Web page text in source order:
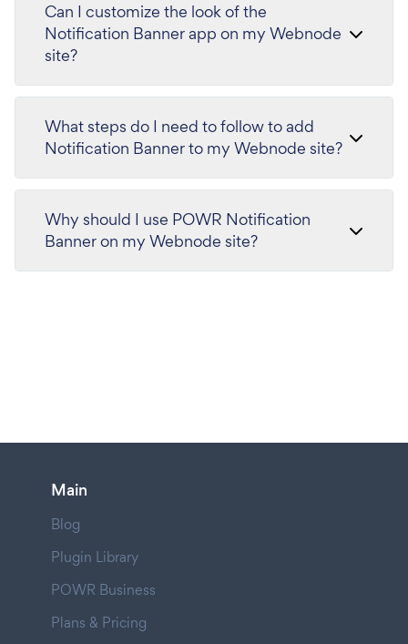
Can I customize the look of the
Notification Banner app on my Webnode
site?
What steps do I need to follow to add
Notification Banner to my Webnode site?
Why should I use POWR Notification
Banner on my Webnode site?
Main
Blog
Plugin Library
POWR Business
Plans & Pricing